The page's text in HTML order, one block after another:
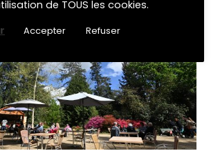
de TOUS les cookies.
Accepter Refuser